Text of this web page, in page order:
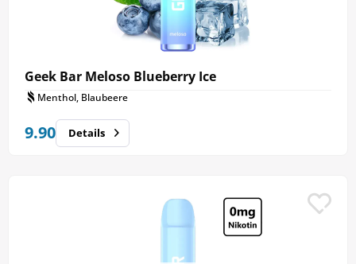
Geek Bar Meloso Blueberry Ice
Menthol, Blaubeere
9.90 Details